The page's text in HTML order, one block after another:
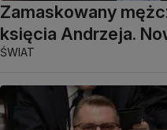
Zamaskowany
księcia Andrzeja.
ŚWIAT